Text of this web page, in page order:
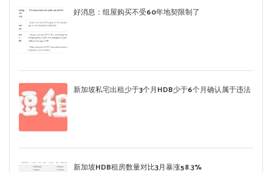
好消息：组屋购买不受60年地契限制了
新加坡私宅出租少于3个月HDB少于6个月确认属于违法
新加坡HDB租房数量对比3月暴涨58.3%